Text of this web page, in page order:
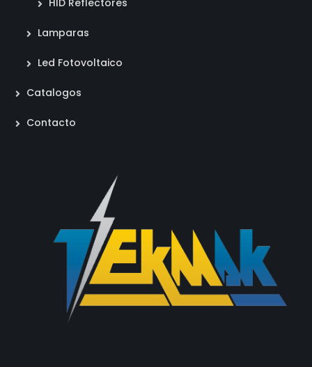
HID Reflectores
Lamparas
Led Fotovoltaico
Catalogos
Contacto